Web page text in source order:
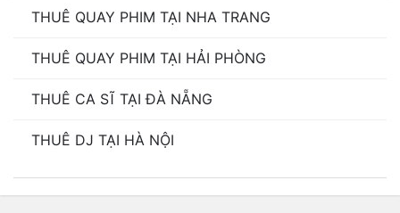
THUÊ QUAY PHIM TẠI NHA TRANG
THUÊ QUAY PHIM TẠI HẢI PHÒNG
THUÊ CA SĨ TẠI ĐÀ NẴNG
THUÊ DJ TẠI HÀ NỘI